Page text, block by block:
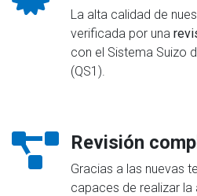
La alta calidad de
verificada por una
con el Sistema Suizo
(QS1).
Revisión
Gracias a las nuevas
capaces de realizar